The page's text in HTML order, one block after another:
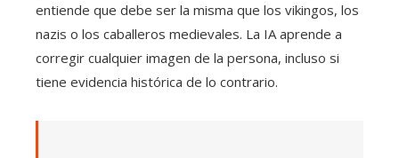
entiende que debe ser la misma que los vikingos, los
nazis o los caballeros medievales. La IA aprende a
corregir cualquier imagen de la persona, incluso si
tiene evidencia histórica de lo contrario.